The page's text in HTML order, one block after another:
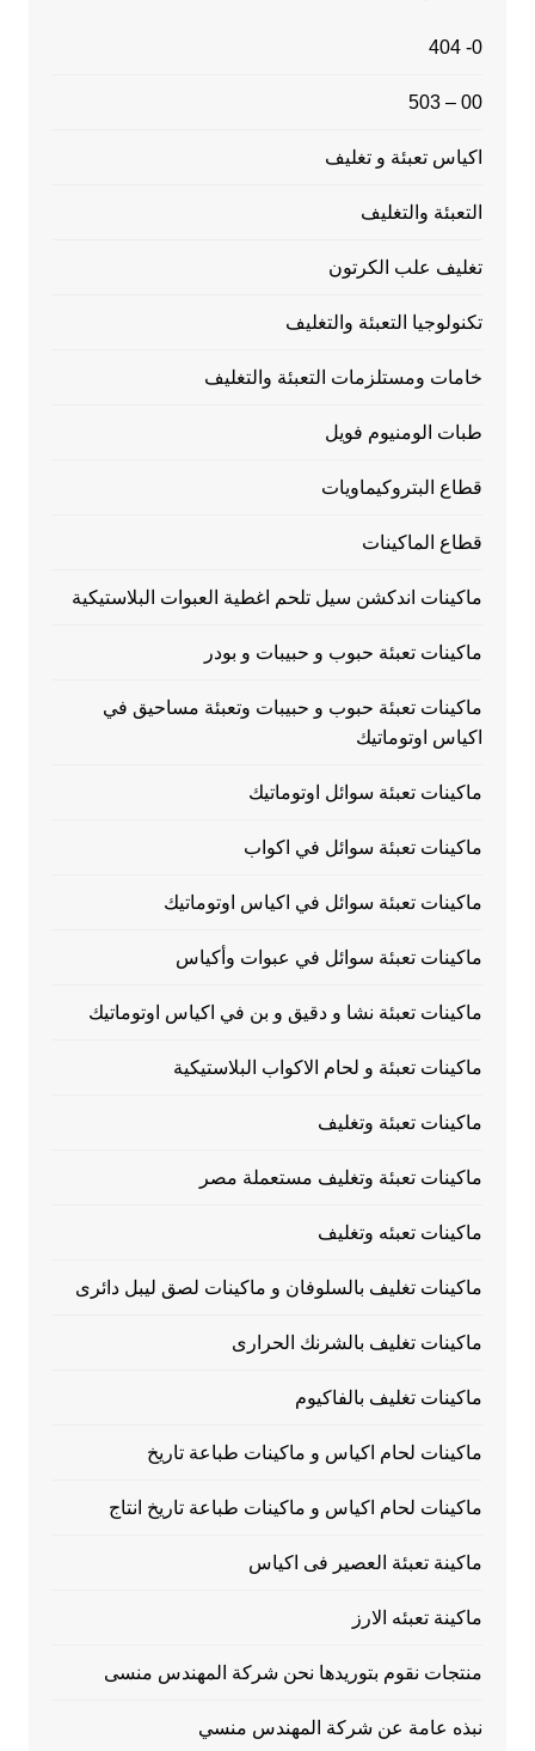
0- 404
00 – 503
اكياس تعبئة و تغليف
التعبئة والتغليف
تغليف علب الكرتون
تكنولوجيا التعبئة والتغليف
خامات ومستلزمات التعبئة والتغليف
طبات الومنيوم فويل
قطاع البتروكيماويات
قطاع الماكينات
ماكينات اندكشن سيل تلحم اغطية العبوات البلاستيكية
ماكينات تعبئة حبوب و حبيبات و بودر
ماكينات تعبئة حبوب و حبيبات وتعبئة مساحيق في
اكياس اوتوماتيك
ماكينات تعبئة سوائل اوتوماتيك
ماكينات تعبئة سوائل في اكواب
ماكينات تعبئة سوائل في اكياس اوتوماتيك
ماكينات تعبئة سوائل في عبوات وأكياس
ماكينات تعبئة نشا و دقيق و بن في اكياس اوتوماتيك
ماكينات تعبئة و لحام الاكواب البلاستيكية
ماكينات تعبئة وتغليف
ماكينات تعبئة وتغليف مستعملة مصر
ماكينات تعبئه وتغليف
ماكينات تغليف بالسلوفان و ماكينات لصق ليبل دائرى
ماكينات تغليف بالشرنك الحرارى
ماكينات تغليف بالفاكيوم
ماكينات لحام اكياس و ماكينات طباعة تاريخ
ماكينات لحام اكياس و ماكينات طباعة تاريخ انتاج
ماكينة تعبئة العصير فى اكياس
ماكينة تعبئه الارز
منتجات نقوم بتوريدها نحن شركة المهندس منسى
نبذه عامة عن شركة المهندس منسي